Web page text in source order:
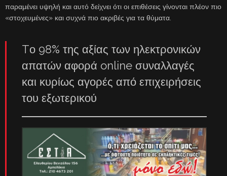
παραμένει υψηλή και αυτό δείχνει ότι οι επιθέσεις γίνονται πλέον πιο
«στοχευμένες» και συχνά πιο ακριβές για τα θύματα.
Tο 98% της αξίας των ηλεκτρονικών
απατών αφορά online συναλλαγές
και κυρίως αγορές από επιχειρήσεις
του εξωτερικού